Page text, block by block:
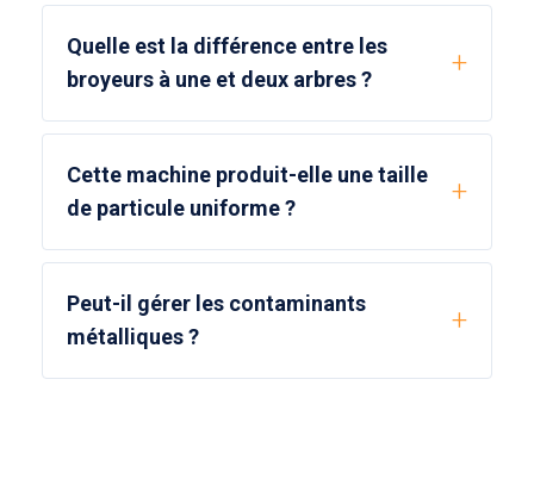
Quelle est la différence entre les
broyeurs à une et deux arbres ?
Cette machine produit-elle une taille
de particule uniforme ?
Peut-il gérer les contaminants
métalliques ?